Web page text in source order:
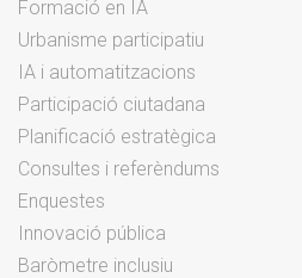
Formació en IA
Urbanisme participatiu
IA i automatitzacions
Participació ciutadana
Planificació estratègica
Consultes i referèndums
Enquestes
Innovació pública
Baròmetre inclusiu